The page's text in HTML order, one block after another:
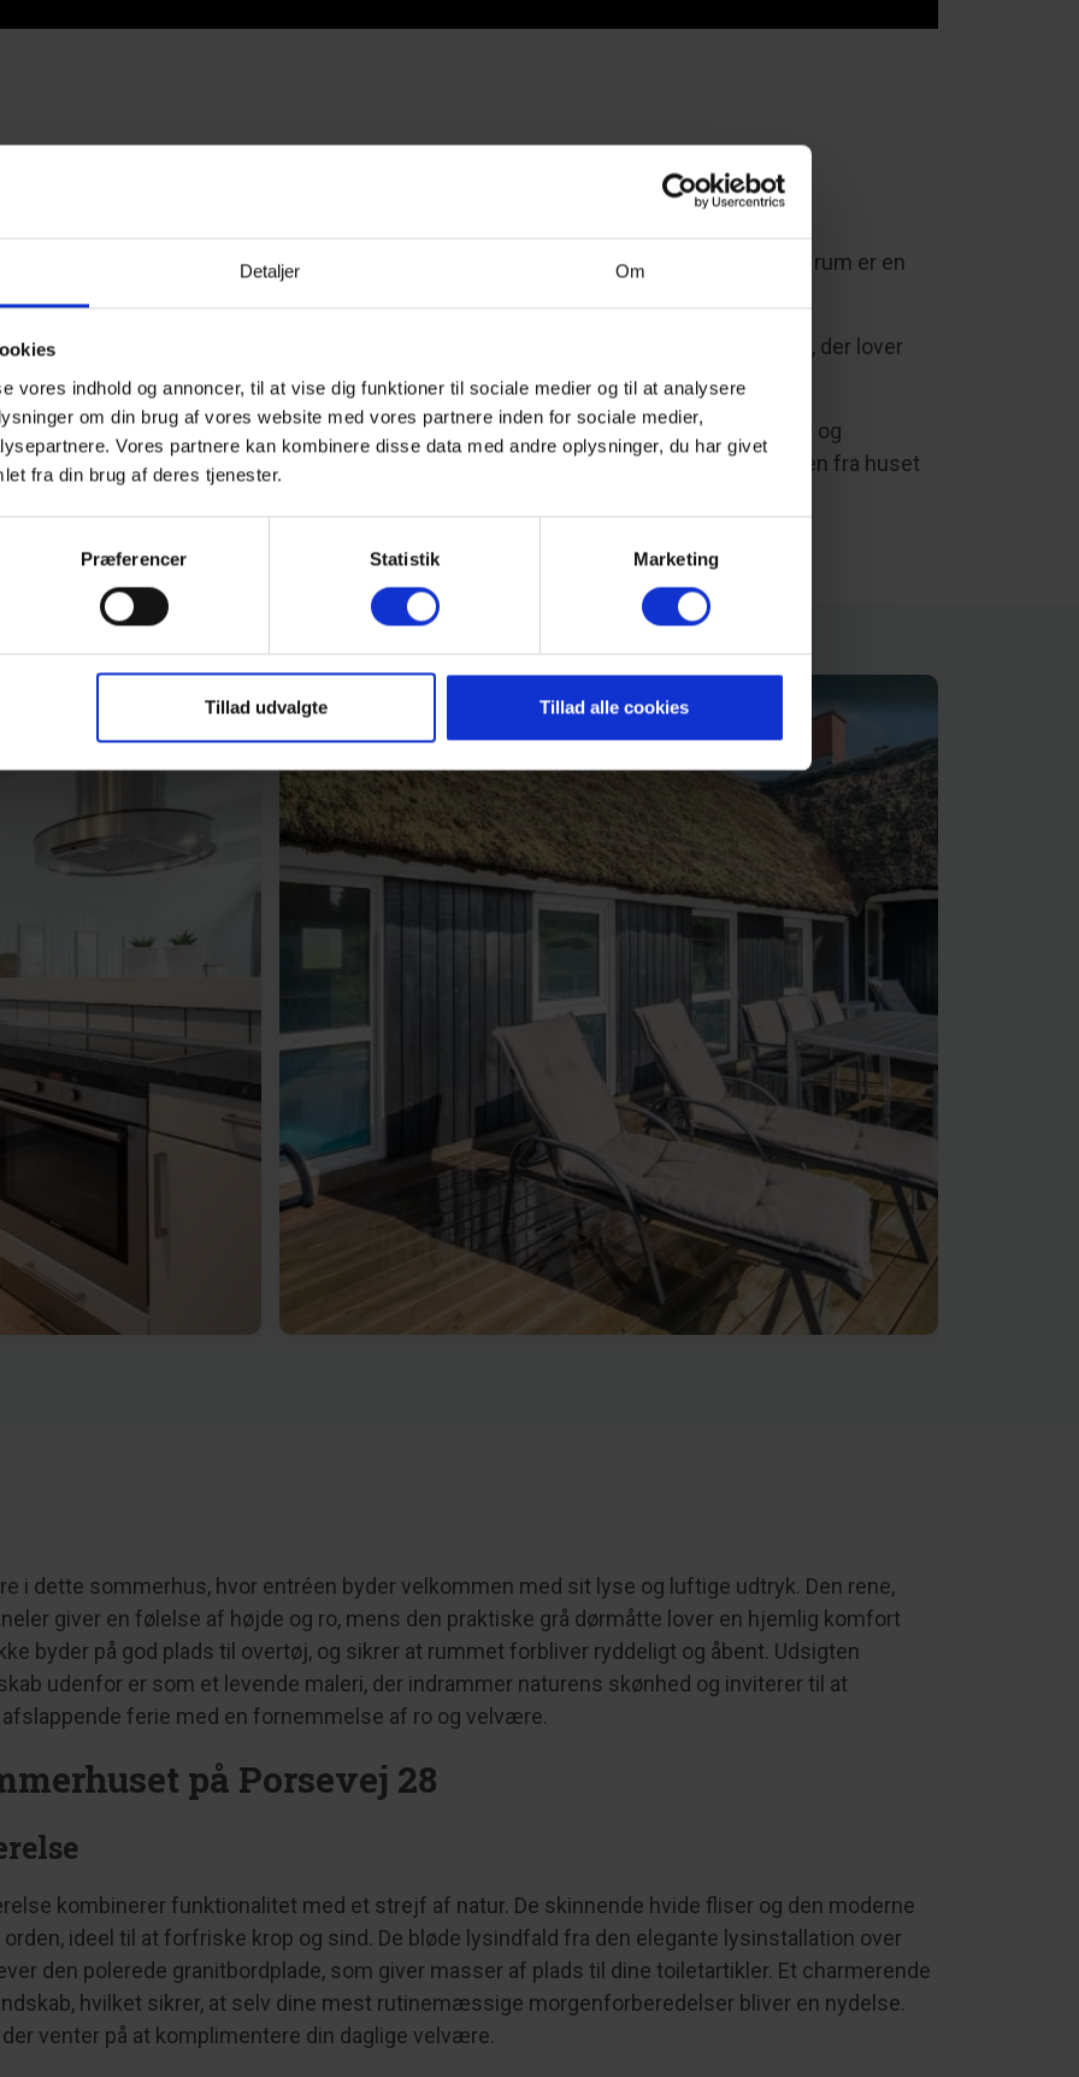
Detaljer Om
vores indhold og annoncer, til at vise dig funktioner til sociale medier og til at analysere
om din brug af vores website med vores partnere inden for sociale medier,
Vores partnere kan kombinere disse data med andre oplysninger, du har givet
fra din brug af deres tjenester.
Præferencer Statistik Marketing
Tillad udvalgte Tillad alle cookies
ved Henne Strand
en helhedsoplevelse, der inviterer dig til at skabe varige minder i et hjem, hvor hver rum er en
skønhed.
komplet med en opvarmet pool, en traditionel sauna og et luksuriøst boblebad, der lover
sikrer, at komforten er lige ved hånden.
en række indbydende udendørs opholdssteder. Terrassen er perfekt til grillaftener og
og legeområdet lover sjove og trygge stunder for de små. Panoramaudsigten fra huset
med klitter og tagtoppe, hvilket forstærker følelsen af at være et med naturen.
i dette sommerhus, hvor entréen byder velkommen med sit lyse og luftige udtryk. Den rene,
giver en følelse af højde og ro, mens den praktiske grå dørmåtte lover en hjemlig komfort
byder på god plads til overtøj, og sikrer at rummet forbliver ryddeligt og åbent. Udsigten
udenfor er som et levende maleri, der indrammer naturens skønhed og inviterer til at
ferie med en fornemmelse af ro og velvære.
på Porsevej 28
kombinerer funktionalitet med et strejf af natur. De skinnende hvide fliser og den moderne
ideel til at forfriske krop og sind. De bløde lysindfald fra den elegante lysinstallation over
den polerede granitbordplade, som giver masser af plads til dine toiletartikler. Et charmerende
hvilket sikrer, at selv dine mest rutinemæssige morgenforberedelser bliver en nydelse.
venter på at komplimentere din daglige velvære.